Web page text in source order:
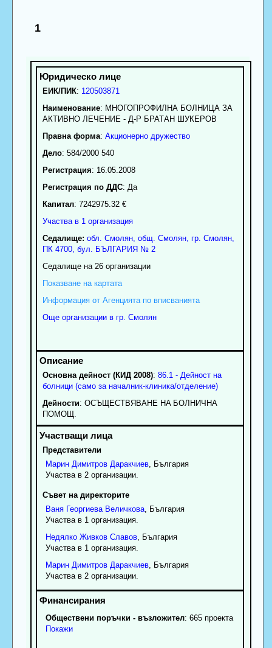
1
ЕИК/ПИК: 120503871
Наименование: МНОГОПРОФИЛНА БОЛНИЦА ЗА
АКТИВНО ЛЕЧЕНИЕ - Д-Р БРАТАН ШУКЕРОВ
Правна форма: Акционерно дружество
Дело: 584/2000 540
Регистрация: 16.05.2008
Регистрация по ДДС: Да
Капитал: 7242975.32 €
Участва в 1 организация
Седалище: обл. Смолян, общ. Смолян, гр. Смолян,
ПК 4700, бул. БЪЛГАРИЯ № 2
Седалище на 26 организации
Показване на картата
Информация от Агенцията по вписванията
Още организации в гр. Смолян
Основна дейност (КИД 2008): 86.1 - Дейност на
болници (само за началник-клиника/отделение)
Дейности: OCЪЩECTBЯBAHE HA БOЛHИЧHA
ПOMOЩ.
Представители
Марин Димитров Даракчиев, България
Участва в 2 организации.
Съвет на директорите
Ваня Георгиева Величкова, България
Участва в 1 организация.
Недялко Живков Славов, България
Участва в 1 организация.
Марин Димитров Даракчиев, България
Участва в 2 организации.
Обществени поръчки - възложител: 665 проекта
Покажи